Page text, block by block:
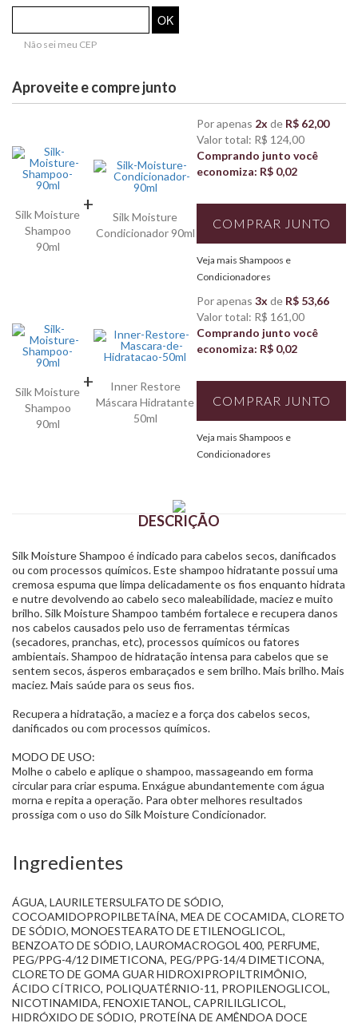
Não sei meu CEP
Aproveite e compre junto
Silk Moisture
Shampoo
90ml
+
Silk Moisture
Condicionador 90ml
Por apenas 2x de R$ 62,00
Valor total: R$ 124,00
Comprando junto você
economiza: R$ 0,02
COMPRAR JUNTO
Veja mais Shampoos e
Condicionadores
Silk Moisture
Shampoo
90ml
+
Inner Restore
Máscara Hidratante
50ml
Por apenas 3x de R$ 53,66
Valor total: R$ 161,00
Comprando junto você
economiza: R$ 0,02
COMPRAR JUNTO
Veja mais Shampoos e
Condicionadores
DESCRIÇÃO
Silk Moisture Shampoo é indicado para cabelos secos, danificados
ou com processos químicos. Este shampoo hidratante possui uma
cremosa espuma que limpa delicadamente os fios enquanto hidrata
e nutre devolvendo ao cabelo seco maleabilidade, maciez e muito
brilho. Silk Moisture Shampoo também fortalece e recupera danos
nos cabelos causados pelo uso de ferramentas térmicas
(secadores, pranchas, etc), processos químicos ou fatores
ambientais. Shampoo de hidratação intensa para cabelos que se
sentem secos, ásperos embaraçados e sem brilho. Mais brilho. Mais
maciez. Mais saúde para os seus fios.
Recupera a hidratação, a maciez e a força dos cabelos secos,
danificados ou com processos químicos.
MODO DE USO:
Molhe o cabelo e aplique o shampoo, massageando em forma
circular para criar espuma. Enxágue abundantemente com água
morna e repita a operação. Para obter melhores resultados
prossiga com o uso do Silk Moisture Condicionador.
Ingredientes
ÁGUA, LAURILETERSULFATO DE SÓDIO,
COCOAMIDOPROPILBETAÍNA, MEA DE COCAMIDA, CLORETO
DE SÓDIO, MONOESTEARATO DE ETILENOGLICOL,
BENZOATO DE SÓDIO, LAUROMACROGOL 400, PERFUME,
PEG/PPG-4/12 DIMETICONA, PEG/PPG-14/4 DIMETICONA,
CLORETO DE GOMA GUAR HIDROXIPROPILTRIMÔNIO,
ÁCIDO CÍTRICO, POLIQUATÉRNIO-11, PROPILENOGLICOL,
NICOTINAMIDA, FENOXIETANOL, CAPRILILGLICOL,
HIDRÓXIDO DE SÓDIO, PROTEÍNA DE AMÊNDOA DOCE